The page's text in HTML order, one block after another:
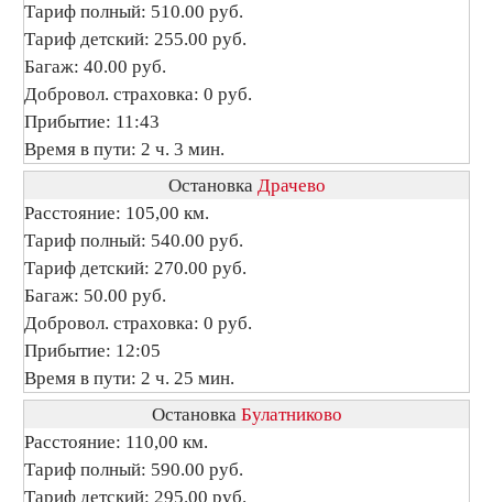
Тариф полный: 510.00 руб.
Тариф детский: 255.00 руб.
Багаж: 40.00 руб.
Добровол. страховка: 0 руб.
Прибытие: 11:43
Время в пути: 2 ч. 3 мин.
Остановка Драчево
Расстояние: 105,00 км.
Тариф полный: 540.00 руб.
Тариф детский: 270.00 руб.
Багаж: 50.00 руб.
Добровол. страховка: 0 руб.
Прибытие: 12:05
Время в пути: 2 ч. 25 мин.
Остановка Булатниково
Расстояние: 110,00 км.
Тариф полный: 590.00 руб.
Тариф детский: 295.00 руб.